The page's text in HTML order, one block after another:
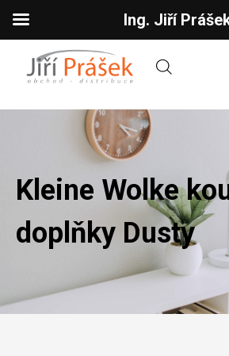
Kleine Wolke
doplňky Dusty
Ing. Jiří